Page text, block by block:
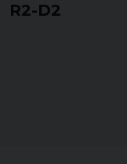
R2-D2